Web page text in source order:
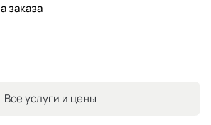
заказа
Все услуги и цены